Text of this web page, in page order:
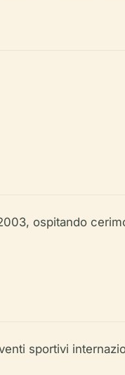
ospitando
sportivi